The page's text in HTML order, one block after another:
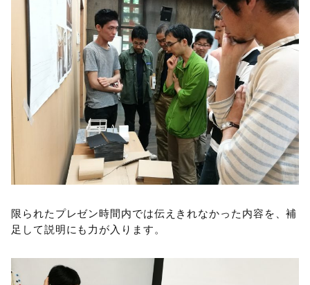
限られたプレゼン時間内では伝えきれなかった内容を、補
足して説明にも力が入ります。